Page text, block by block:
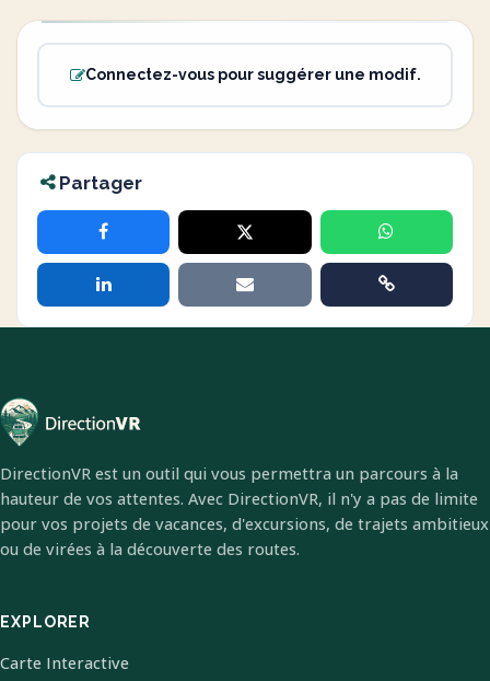
Connectez-vous pour suggérer une modif.
Partager
DirectionVR est un outil qui vous permettra un parcours à la
hauteur de vos attentes. Avec DirectionVR, il n'y a pas de limite
pour vos projets de vacances, d'excursions, de trajets ambitieux
ou de virées à la découverte des routes.
EXPLORER
Carte Interactive